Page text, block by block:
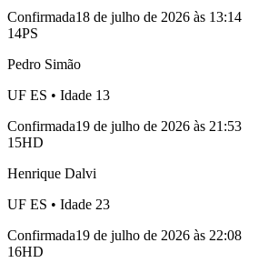
Confirmada18 de julho de 2026 às 13:14
14PS
Pedro Simão
UF ES • Idade 13
Confirmada19 de julho de 2026 às 21:53
15HD
Henrique Dalvi
UF ES • Idade 23
Confirmada19 de julho de 2026 às 22:08
16HD